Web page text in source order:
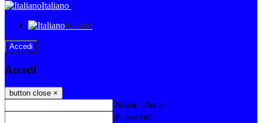
Italiano
Italiano
Accedi
Accedi
button close ×
Nome Utente
Password